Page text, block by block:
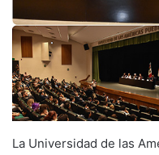
La Universidad de las